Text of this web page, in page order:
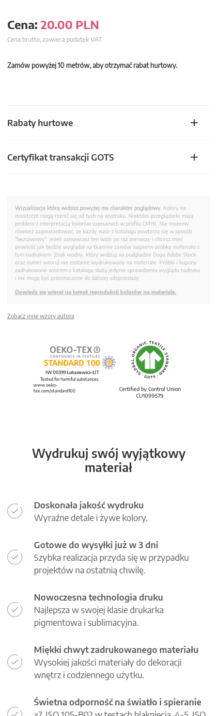
Cena: 20.00 PLN
Cena brutto, zawiera podatek VAT
Zamów powyżej 10 metrów, aby otrzymać rabat hurtowy.
Rabaty hurtowe
Certyfikat transakcji GOTS
Wizualizacja którą widzisz powyżej ma charakter poglądowy. Kolory na
monitorze mogą różnić się od tych na wydruku. Niektóre przeglądarki mają
problem z interpretacją kolorów zapisanych w profilu CMYK. Nie możemy
również zagwarantować, że każdy wzór z katalogu powtarza się w sposób
"bezszwowy". Jeżeli zamawiasz ten wzór po raz pierwszy i chcesz mieć
pewność jak będzie wyglądał na tkaninie zamów najpierw próbkę materiału z
tym nadrukiem. Znak wodny, który widzisz na podglądzie (logo Adobe Stock
oraz numer wzoru) nie zostanie wydrukowany na materiale. Próbki i kupony
zadrukowane wzorem z katalogu służą jedynie sprawdzeniu wyglądu nadruku
i nie mogą być przeznaczone do dalszej odsprzedaży.
Dowiedz się więcej na temat reprodukcji kolorów na materiale.
Zobacz inne wzory autora
Certified by Control Union
CU1099579
IW 00399 Łukasiewicz-ŁIT
Tested for harmful substances.
www.oeko-
tex.com/standard100
Wydrukuj swój wyjątkowy
materiał
Doskonała jakość wydruku
Wyraźne detale i żywe kolory.
Gotowe do wysyłki już w 3 dni
Szybka realizacja przyda się w przypadku
projektów na ostatnią chwilę.
Nowoczesna technologia druku
Najlepsza w swojej klasie drukarka
pigmentowa i sublimacyjna.
Miękki chwyt zadrukowanego materiału
Wysokiej jakości materiały do dekoracji
wnętrz i codziennego użytku.
Świetna odporność na światło i spieranie